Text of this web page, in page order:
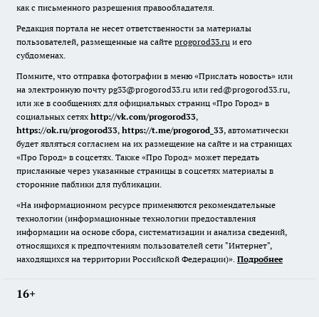
как с письменного разрешения правообладателя.
Редакция портала не несет ответственности за материалы
пользователей, размещенные на сайте progorod33.ru и его
субдоменах.
Помните, что отправка фотографии в меню «Прислать новость» или
на электронную почту pg33@progorod33.ru или red@progorod33.ru,
или же в сообщениях для официальных страниц «Про Город» в
социальных сетях http://vk.com/progorod33,
https://ok.ru/progorod33, https://t.me/progorod_33, автоматически
будет являться согласием на их размещение на сайте и на страницах
«Про Город» в соцсетях. Также «Про Город» может передать
присланные через указанные страницы в соцсетях материалы в
сторонние паблики для публикации.
«На информационном ресурсе применяются рекомендательные
технологии (информационные технологии предоставления
информации на основе сбора, систематизации и анализа сведений,
относящихся к предпочтениям пользователей сети "Интернет",
находящихся на территории Российской Федерации)». Подробнее
16+